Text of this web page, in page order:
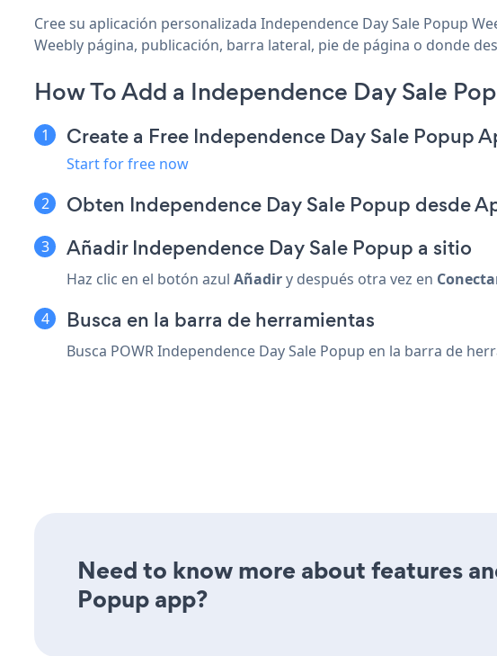
Cree su aplicación personalizada Independence Day Sale Popup
Weebly página, publicación, barra lateral, pie de página o donde
How To Add a Independence Day Sale
Create a Free Independence Day Sale Popup
Start for free now
Obten Independence Day Sale Popup desde
Añadir Independence Day Sale Popup a sitio
Haz clic en el botón azul Añadiry después otra vez en
Busca en la barra de herramientas
Busca POWR Independence Day Sale Popup en la barra de
Need to know more about features
Popup app?